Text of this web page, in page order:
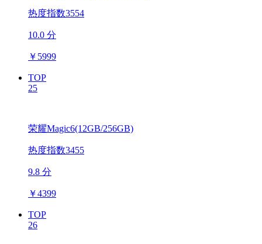
热度指数3554
10.0 分
￥ 5999
TOP
25
荣耀Magic6(12GB/256GB)
热度指数3455
9.8 分
￥4399
TOP
26